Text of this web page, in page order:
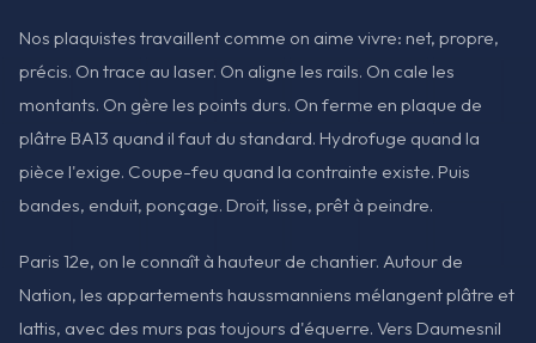
Nos plaquistes travaillent comme on aime vivre: net, propre,
précis. On trace au laser. On aligne les rails. On cale les
montants. On gère les points durs. On ferme en plaque de
plâtre BA13 quand il faut du standard. Hydrofuge quand la
pièce l'exige. Coupe-feu quand la contrainte existe. Puis
bandes, enduit, ponçage. Droit, lisse, prêt à peindre.
Paris 12e, on le connaît à hauteur de chantier. Autour de
Nation, les appartements haussmanniens mélangent plâtre et
lattis, avec des murs pas toujours d'équerre. Vers Daumesnil